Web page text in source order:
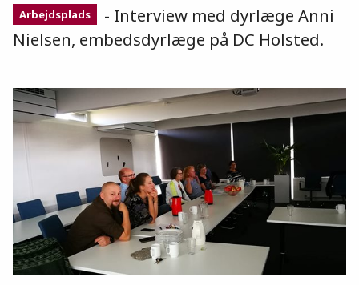
Arbejdsplads
- Interview med dyrlæge Anni
Nielsen, embedsdyrlæge på DC Holsted.